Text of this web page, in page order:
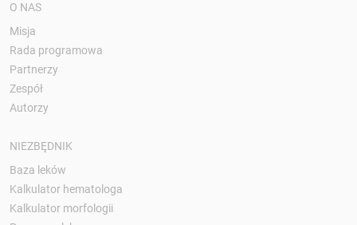
O NAS
Misja
Rada programowa
Partnerzy
Zespół
Autorzy
NIEZBĘDNIK
Baza leków
Kalkulator hematologa
Kalkulator morfologii